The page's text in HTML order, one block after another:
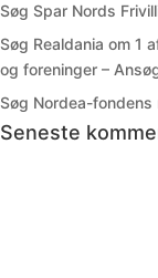
Søg Spar Nords
Søg Realdania om 1
og foreninger –
Søg Nordea-
Seneste